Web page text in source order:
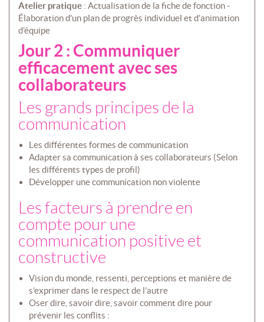
Atelier pratique : Actualisation de la fiche de fonction -
Élaboration d'un plan de progrès individuel et d’animation
d’équipe
Jour 2 : Communiquer
efficacement avec ses
collaborateurs
Les grands principes de la
communication
Les différentes formes de communication
Adapter sa communication à ses collaborateurs (Selon
les différents types de profil)
Développer une communication non violente
Les facteurs à prendre en
compte pour une
communication positive et
constructive
Vision du monde, ressenti, perceptions et manière de
s’exprimer dans le respect de l’autre
Oser dire, savoir dire, savoir comment dire pour
prévenir les conflits :